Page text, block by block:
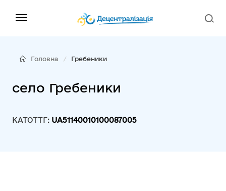
Головна Гребеники
село Гребеники
КАТОТТГ: UA51140010100087005